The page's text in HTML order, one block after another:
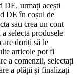
DE, urmați acești
DE în coșul de
sau crea un cont
selecta produsele
doriți să le
articole pot fi
a comenzii, selectați
a plății și finalizați